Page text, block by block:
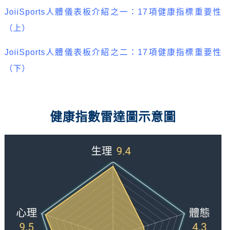
JoiiSports人體儀表板介紹之一：17項健康指標重要性
（上）
JoiiSports人體儀表板介紹之二：17項健康指標重要性
（下）
健康指數雷達圖示意圖